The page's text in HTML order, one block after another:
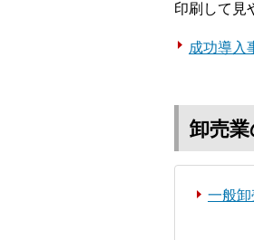
印刷して見
成功導入
卸売
一般卸